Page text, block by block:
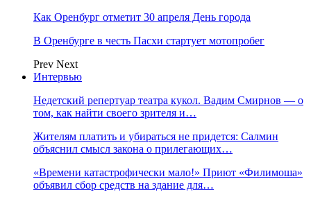
Как Оренбург отметит 30 апреля День города
В Оренбурге в честь Пасхи стартует мотопробег
Prev Next
Интервью
Недетский репертуар театра кукол. Вадим Смирнов — о
том, как найти своего зрителя и…
Жителям платить и убираться не придется: Салмин
объяснил смысл закона о прилегающих…
«Времени катастрофически мало!» Приют «Филимоша»
объявил сбор средств на здание для…